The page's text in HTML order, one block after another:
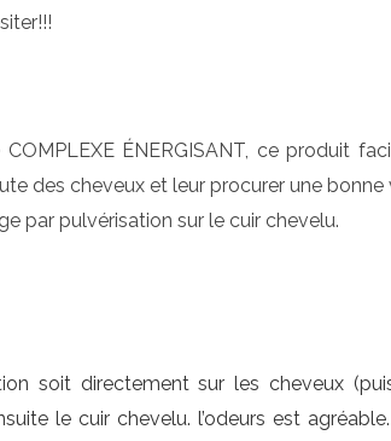
ÉNERGISANT, ce produit
des cheveux et leur procurer une bonne
par pulvérisation sur le cuir chevelu.
soit directement sur les cheveux
le cuir chevelu. l’odeurs est